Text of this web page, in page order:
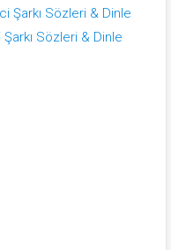
Şarkı Sözleri & Dinle
Sözleri & Dinle